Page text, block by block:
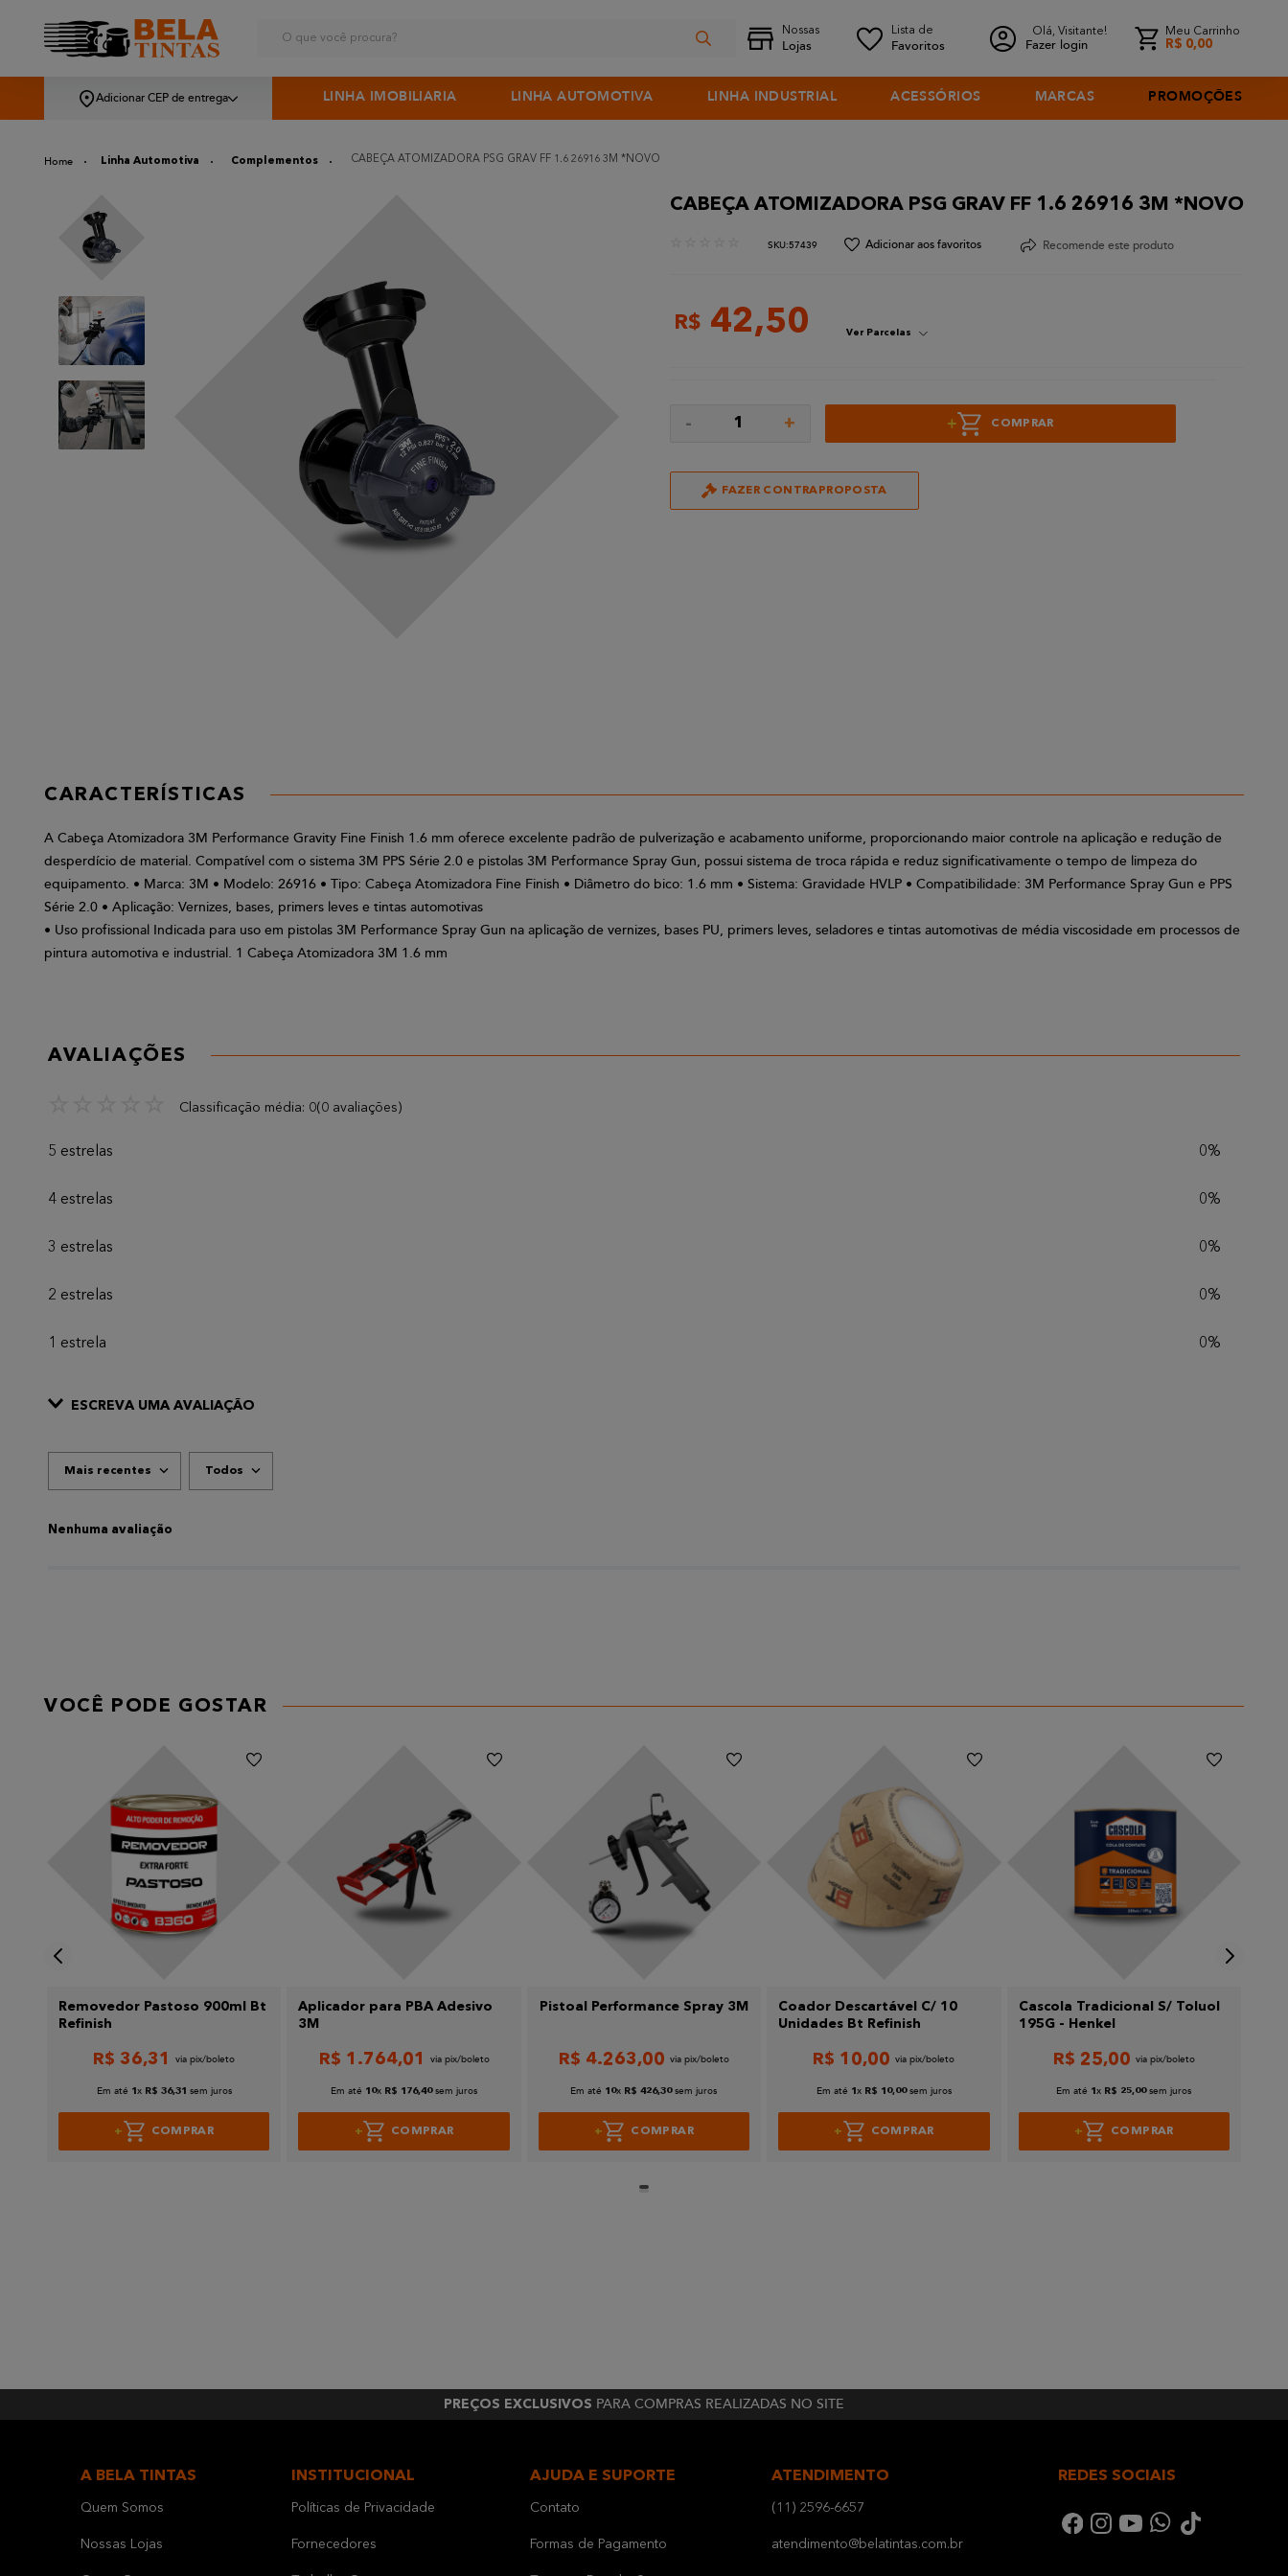
Olá, Visitante!
Fazer login
Meu Carrinho
R$ 0,00
Adicionar CEP de entrega LINHA IMOBILIARIA LINHA AUTOMOTIVA LINHA INDUSTRIAL ACESSÓRIOS MARCAS PROMOÇÕES
Linha Automotiva Complementos CABEÇA ATOMIZADORA PSG GRAV FF 1.6 26916 3M *NOVO
CABEÇA ATOMIZADORA PSG GRAV FF 1.6 26916 3M *NOVO
:57439 Recomende este produto
R$ 42,50 Ver Parcelas
- 1 + + COMPRAR
FAZER CONTRAPROPOSTA
CARACTERÍSTICAS
A Cabeça Atomizadora 3M Performance Gravity Fine Finish 1.6 mm oferece excelente padrão de pulverização e acabamento uniforme, proporcionando maior controle na aplicação e redução de
desperdício de material. Compatível com o sistema 3M PPS Série 2.0 e pistolas 3M Performance Spray Gun, possui sistema de troca rápida e reduz significativamente o tempo de limpeza do
equipamento. • Marca: 3M • Modelo: 26916 • Tipo: Cabeça Atomizadora Fine Finish • Diâmetro do bico: 1.6 mm • Sistema: Gravidade HVLP • Compatibilidade: 3M Performance Spray Gun e PPS
Série 2.0 • Aplicação: Vernizes, bases, primers leves e tintas automotivas
• Uso profissional Indicada para uso em pistolas 3M Performance Spray Gun na aplicação de vernizes, bases PU, primers leves, seladores e tintas automotivas de média viscosidade em processos de
pintura automotiva e industrial. 1 Cabeça Atomizadora 3M 1.6 mm
AVALIAÇÕES
Classificação média: 0(0 avaliações)
5 estrelas 0%
4 estrelas 0%
3 estrelas 0%
2 estrelas 0%
1 estrela 0%
ESCREVA UMA AVALIAÇÃO
Endereço de email
Enviar avaliação
Mais recentes Todos
Nenhuma avaliação
VOCÊ PODE GOSTAR
Removedor Pastoso 900ml Bt
Refinish
R$ 36,31
Em até 1 x R$ 36,31 sem juros
COMPRAR
Aplicador para PBA Adesivo
3M
R$ 1 .764,01
Em até 10x R$ 176,40 sem juros
COMPRAR
Pistoal Performance Spray 3M
R$ 4.263,00
Em até 10x R$ 426,30 sem juros
COMPRAR
Coador Descartável C/ 10
Unidades Bt Refinish
R$ 10,00
Em até 1 x R$ 10,00 sem juros
COMPRAR
Cascola Tradicional S/ Toluol
195G - Henkel
R$ 25,00
Em até 1x R$ 25,00 sem juros
COMPRAR
PREÇOS EXCLUSIVOS PARA COMPRAS REALIZADAS NO SITE
A BELA TINTAS
Quem Somos
Nossas Lojas
INSTITUCIONAL
Políticas de Privacidade
Fornecedores
AJUDA E SUPORTE
Contato
Formas de Pagamento
ATENDIMENTO
(11) 2596-6657
atendimento@belatintas.com.br
REDES SOCIAIS